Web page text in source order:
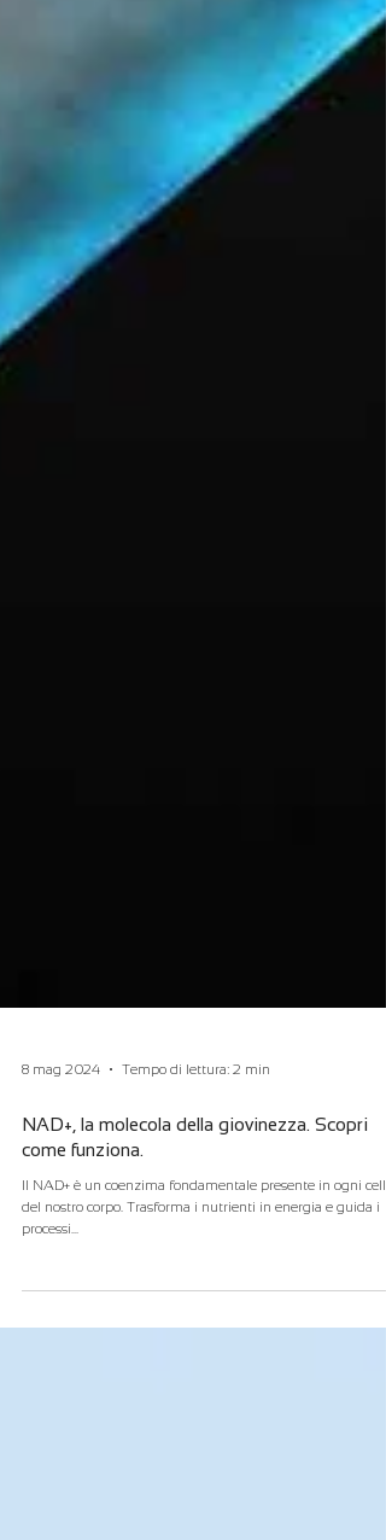
8 mag 2024 Tempo di lettura: 2 min
NAD+, la molecola della giovinezza. Scopri
come funziona.
del nostro corpo. Trasforma i nutrienti in energia e guida i